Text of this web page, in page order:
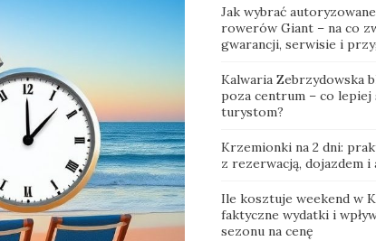
Jak wybrać
rowerów Giant – na co
gwarancji, serwisie i
Kalwaria Zebrzydowska
poza centrum – co lepiej
turystom?
Krzemionki na 2 dni:
z rezerwacją, dojazdem
Ile kosztuje weekend w
faktyczne wydatki i
sezonu na cenę